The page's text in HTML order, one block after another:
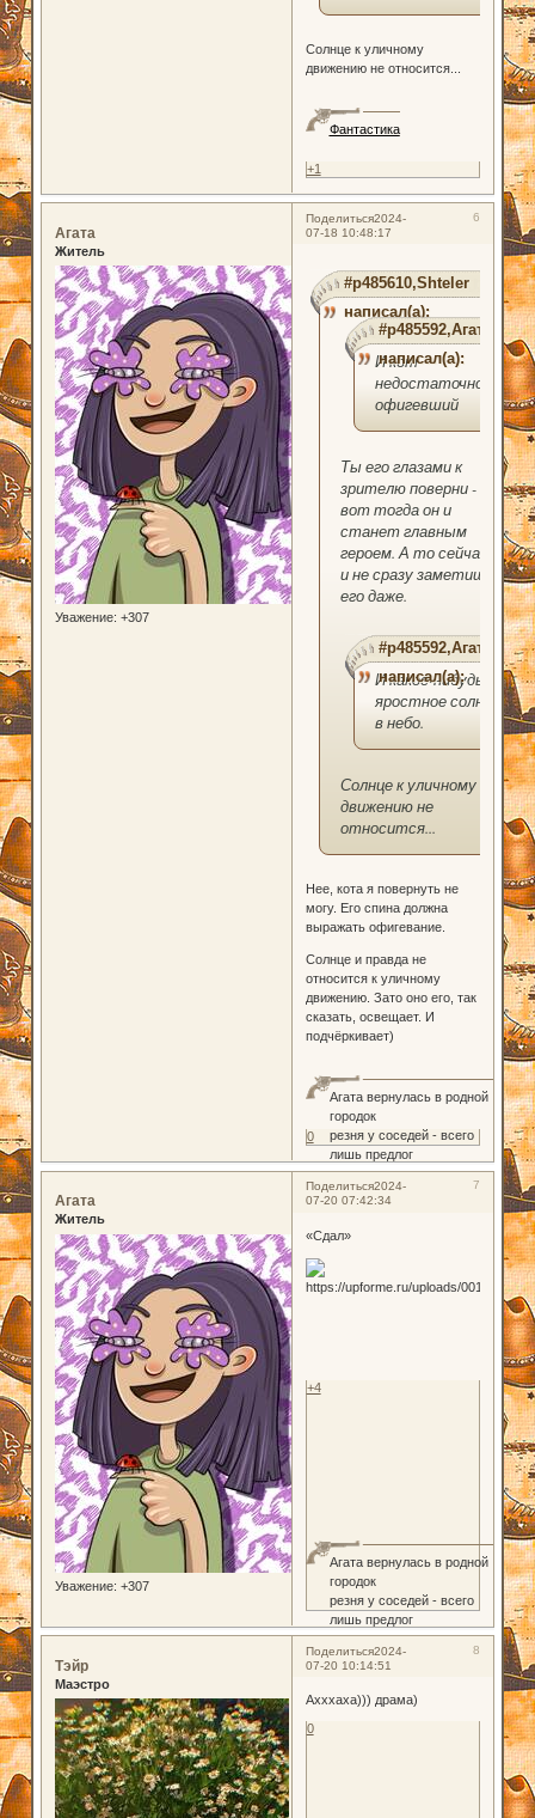
Солнце к уличному
движению не относится...
Фантастика
+1
Поделиться 6
2024-
07-18 10:48:17
Агата
Житель
Уважение: +307
#p485610,Shteler
написал(а):
#p485592,Агата
написал(а):
И кот
недостаточно
офигевший
Ты его глазами к
зрителю поверни -
вот тогда он и
станет главным
героем. А то сейчас
и не сразу заметишь
его даже.
#p485592,Агата
написал(а):
И какое-нибудь
яростное солнце
в небо.
Солнце к уличному
движению не
относится...
Нее, кота я повернуть не
могу. Его спина должна
выражать офигевание.
Солнце и правда не
относится к уличному
движению. Зато оно его, так
сказать, освещает. И
подчёркивает)
Агата вернулась в родной
городок
резня у соседей - всего
лишь предлог
0
Поделиться 7
2024-
07-20 07:42:34
Агата
Житель
Уважение: +307
«Сдал»
Агата вернулась в родной
городок
резня у соседей - всего
лишь предлог
+4
Поделиться 8
2024-
07-20 10:14:51
Тэйр
Маэстро
Ахххаха))) драма)
0